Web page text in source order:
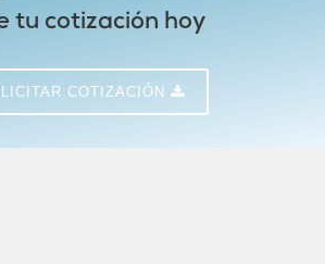
tu cotización hoy
COTIZACIÓN